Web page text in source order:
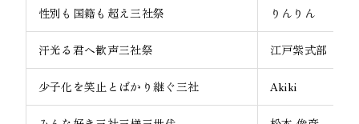
性別も国籍も超え三社祭 りんりん
汗光る君へ歓声三社祭 江戸紫式部
少子化を笑止とばかり継ぐ三社 Akiki